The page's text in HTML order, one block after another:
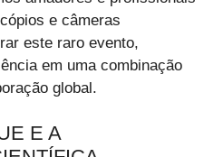
e câmeras
este raro evento,
em uma combinação
global.
E A